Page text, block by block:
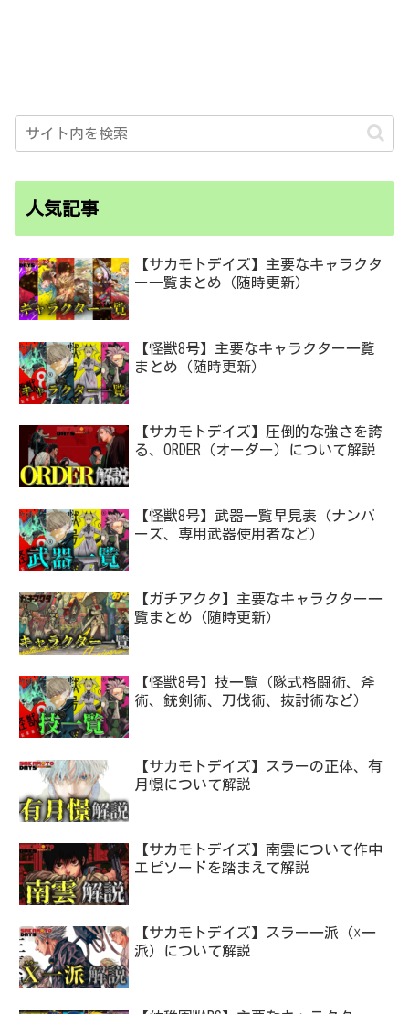
人気記事
【サカモトデイズ】主要なキャラクタ
ー一覧まとめ（随時更新）
【怪獣8号】主要なキャラクター一覧
まとめ（随時更新）
【サカモトデイズ】圧倒的な強さを誇
る、ORDER（オーダー）について解説
【怪獣8号】武器一覧早見表（ナンバ
ーズ、専用武器使用者など）
【ガチアクタ】主要なキャラクター一
覧まとめ（随時更新）
【怪獣8号】技一覧（隊式格闘術、斧
術、銃剣術、刀伐術、抜討術など）
【サカモトデイズ】スラーの正体、有
月憬について解説
【サカモトデイズ】南雲について作中
エピソードを踏まえて解説
【サカモトデイズ】スラー一派（☓一
派）について解説